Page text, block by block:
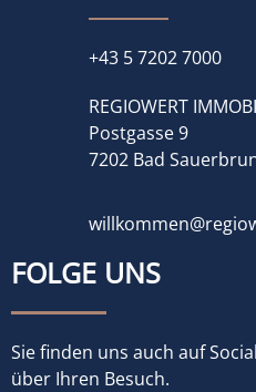
+43 5 7202 7000
REGIOWERT
Postgasse 9
7202 Bad
FOLGE UNS
Sie finden uns auch auf
über Ihren Besuch.